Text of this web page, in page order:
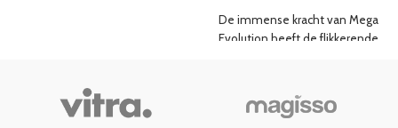
1 Flareon verzamelmap
1 set Flareon kaartsleeves (64
De immense kracht van Mega
Evolution heeft de flikkerende
woeste Mega Evolution
Pokémon ex verbrandt